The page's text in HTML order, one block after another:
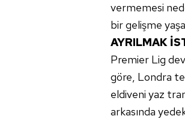
vermemesi
bir gelişme
AYRILMAK
Premier Lig
göre, Londra
eldiveni yaz
arkasında